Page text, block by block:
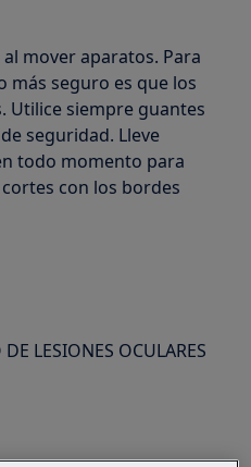
mover aparatos. Para
más seguro es que los
Utilice siempre guantes
seguridad. Lleve
todo momento para
con los bordes
DE LESIONES OCULARES